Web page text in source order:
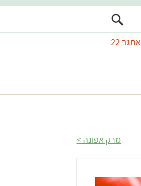
אתגר 22
מרק אפונה